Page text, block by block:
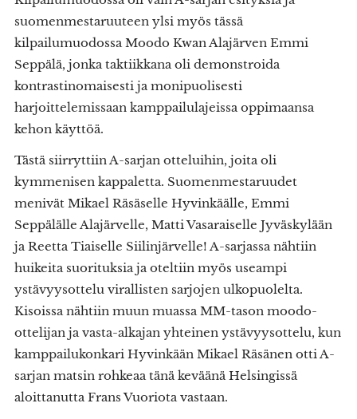
suomenmestaruuteen ylsi myös tässä
kilpailumuodossa Moodo Kwan Alajärven Emmi
Seppälä, jonka taktiikkana oli demonstroida
kontrastinomaisesti ja monipuolisesti
harjoittelemissaan kamppailulajeissa oppimaansa
kehon käyttöä.
Tästä siirryttiin A-sarjan otteluihin, joita oli
kymmenisen kappaletta. Suomenmestaruudet
menivät Mikael Räsäselle Hyvinkäälle, Emmi
Seppälälle Alajärvelle, Matti Vasaraiselle Jyväskylään
ja Reetta Tiaiselle Siilinjärvelle! A-sarjassa nähtiin
huikeita suorituksia ja oteltiin myös useampi
ystävyysottelu virallisten sarjojen ulkopuolelta.
Kisoissa nähtiin muun muassa MM-tason moodo-
ottelijan ja vasta-alkajan yhteinen ystävyysottelu, kun
kamppailukonkari Hyvinkään Mikael Räsänen otti A-
sarjan matsin rohkeaa tänä keväänä Helsingissä
aloittanutta Frans Vuoriota vastaan.